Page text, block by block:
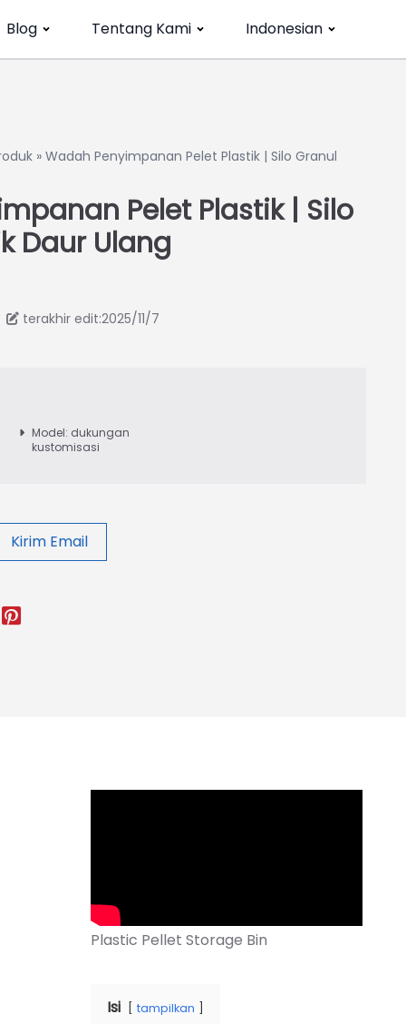
Blog Tentang Kami Indonesian
» Wadah Penyimpanan Pelet Plastik | Silo Granul
Pelet Plastik | Silo
Daur Ulang
terakhir edit:2025/11/7
Model: dukungan
kustomisasi
Kirim Email
Isi tampilkan